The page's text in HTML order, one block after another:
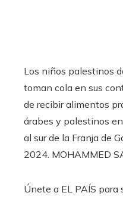
Los niños palestinos
toman cola en sus
de recibir alimentos
árabes y palestinos
al sur de la Franja de
2024. MOHAMMED
Únete a EL PAÍS para